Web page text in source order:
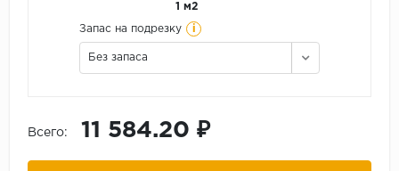
1 м2
Запас на подрезку i
Без запаса
Всего: 11 584.20 ₽